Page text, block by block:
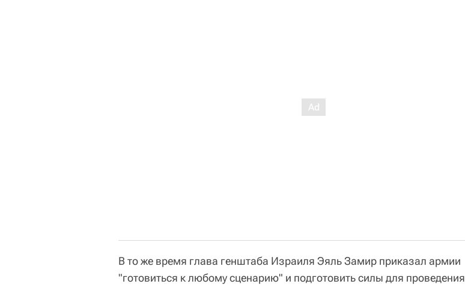
В то же время глава генштаба Израиля Эяль Замир приказал армии
"готовиться к любому сценарию" и подготовить силы для проведения